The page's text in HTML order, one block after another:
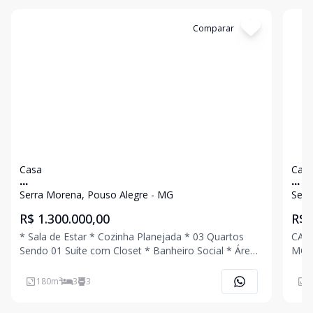
Comparar
Casa
...
Serra Morena, Pouso Alegre - MG
R$ 1.300.000,00
* Sala de Estar * Cozinha Planejada * 03 Quartos
Sendo 01 Suíte com Closet * Banheiro Social * Área
Quintal com Piscina * Banheiro Externo * 02 Vagas
de Garagem Coberta Ligue Agora Mesmo e A
180m² 3 3
Casa
...
R$
MORAR !!! * Sala de